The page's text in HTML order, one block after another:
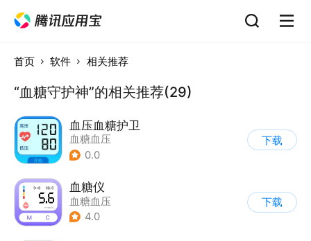
首页 软件 相关推荐
“血糖守护神”的相关推荐(29)
血压血糖护卫
血糖血压
0.0
下载
血糖仪
血糖血压
4.0
下载